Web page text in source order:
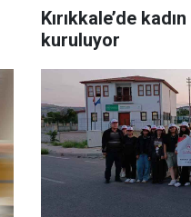
Kırıkkale’de
kuruluyor